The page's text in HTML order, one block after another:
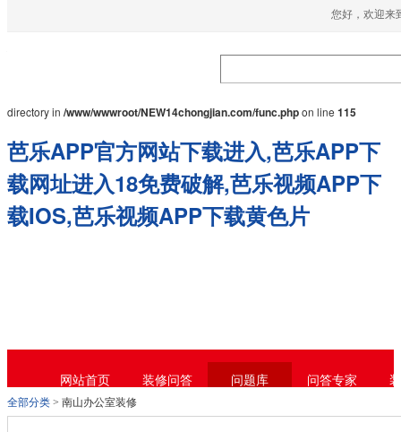
: file_put_contents(./cachefile_yuan/52-
directory in /www/wwwroot/NEW14chongjian.com/func.phpon line 115
芭乐APP官方网站下载进入,芭乐APP下
载网址进入18免费破解,芭乐视频APP下
载IOS,芭乐视频APP下载黄色片
您好，欢迎来
网站首页 装修问答 问题库 问答专家
全部分类 > 南山办公室装修